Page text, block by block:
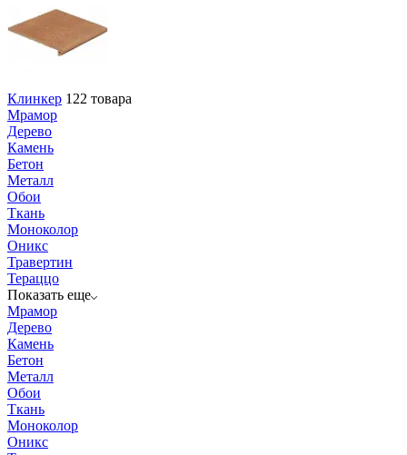
Клинкер 122 товара
Мрамор
Дерево
Камень
Бетон
Металл
Обои
Ткань
Моноколор
Оникс
Травертин
Тераццо
Показать еще
Мрамор
Дерево
Камень
Бетон
Металл
Обои
Ткань
Моноколор
Оникс